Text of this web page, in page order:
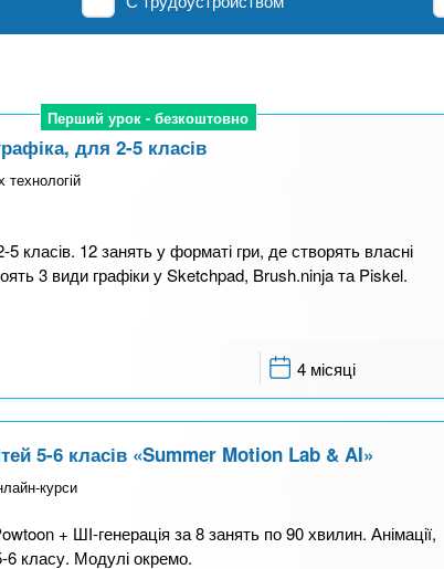
Перший урок - безкоштовно
Перший урок - безкоштовно
для 2-5 класів
класів. 12 занять у форматі гри, де створять власні
3 види графіки у Sketchpad, Brush.ninja та Piskel.
4 місяці
5-6 класів «Summer Motion Lab & AI»
курси
+ ШІ-генерація за 8 занять по 90 хвилин. Анімації,
6 класу. Модулі окремо.